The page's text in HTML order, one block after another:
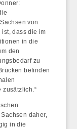
von
dass die im
in die
den
zu
befinden
zusätzlich.“
daher,
in die